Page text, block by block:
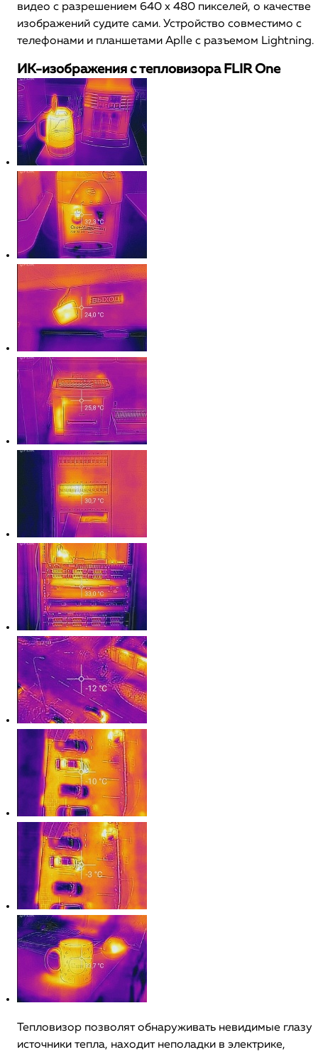
видео с разрешением 640 x 480 пикселей, о качестве
изображений судите сами. Устройство совместимо с
телефонами и планшетами Aplle с разъемом Lightning.
ИК-изображения с тепловизора FLIR One
Тепловизор позволят обнаруживать невидимые глазу
источники тепла, находит неполадки в электрике,